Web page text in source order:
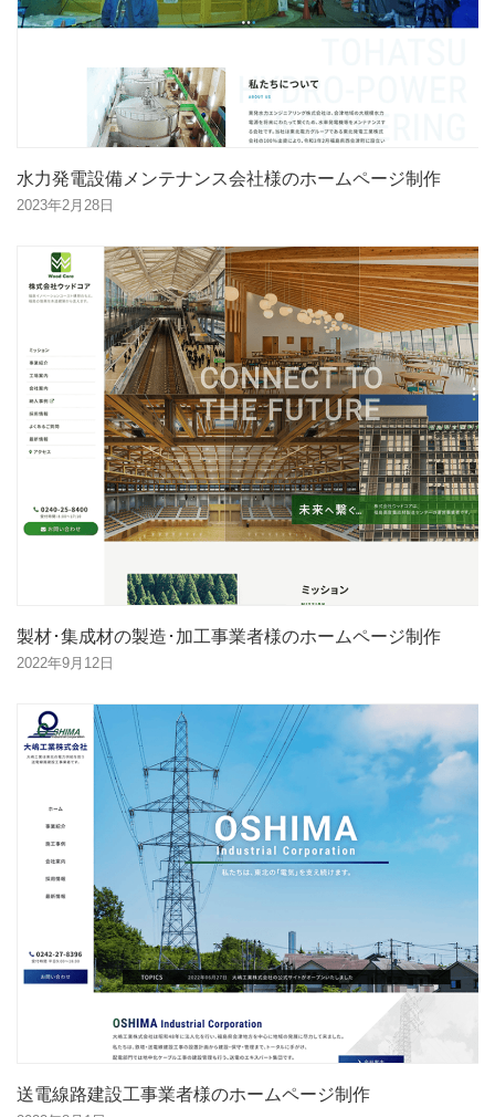
水力発電設備メンテナンス会社様のホームページ制作
2023年2月28日
製材･集成材の製造･加工事業者様のホームページ制作
2022年9月12日
送電線路建設工事業者様のホームページ制作